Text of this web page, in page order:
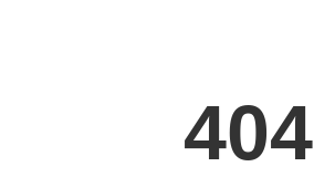
404